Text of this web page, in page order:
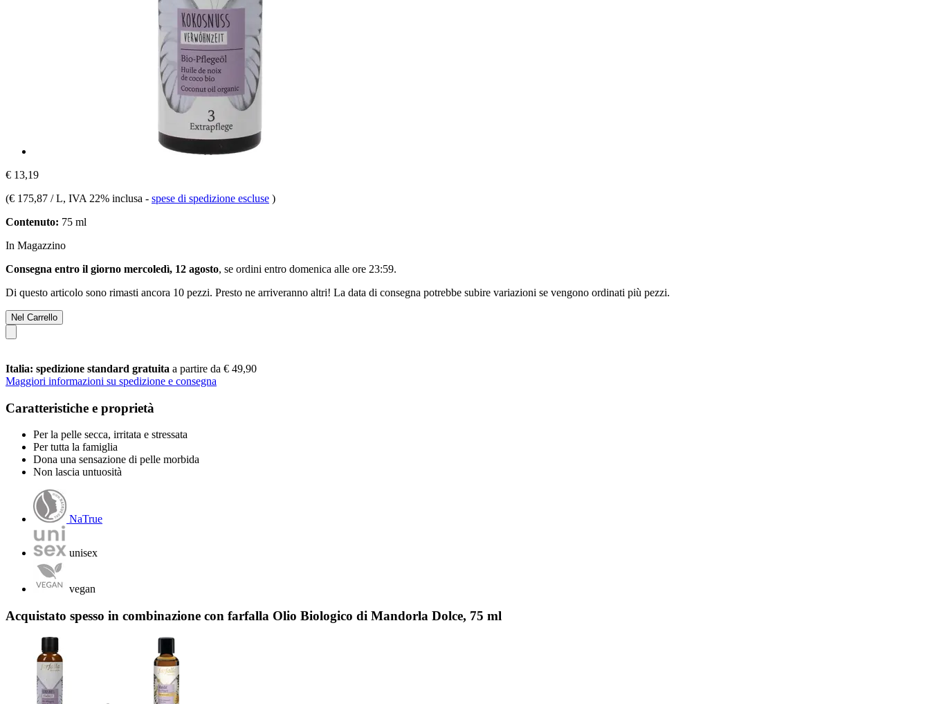
€ 13,19
(€ 175,87 / L, IVA 22% inclusa - spese di spedizione escluse )
Contenuto: 75 ml
In Magazzino
Consegna entro il giorno mercoledì, 12 agosto, se ordini entro domenica alle ore 23:59.
Di questo articolo sono rimasti ancora 10 pezzi. Presto ne arriveranno altri! La data di consegna potrebbe subire variazioni se vengono ordinati più pezzi.
Nel Carrello
Italia: spedizione standard gratuita a partire da € 49,90
Maggiori informazioni su spedizione e consegna
Caratteristiche e proprietà
Per la pelle secca, irritata e stressata
Per tutta la famiglia
Dona una sensazione di pelle morbida
Non lascia untuosità
NaTrue
unisex
vegan
Acquistato spesso in combinazione con farfalla Olio Biologico di Mandorla Dolce, 75 ml